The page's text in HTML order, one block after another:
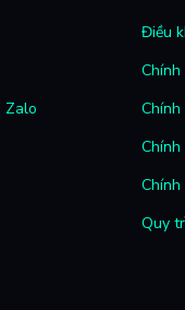
Zalo
Điều
Quy